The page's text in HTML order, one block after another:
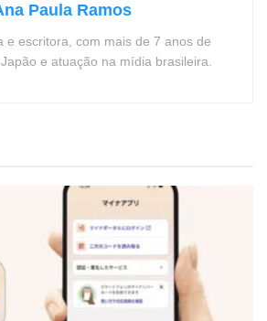
Paula Ramos
e escritora, com mais de 7 anos de
e atuação na mídia brasileira.